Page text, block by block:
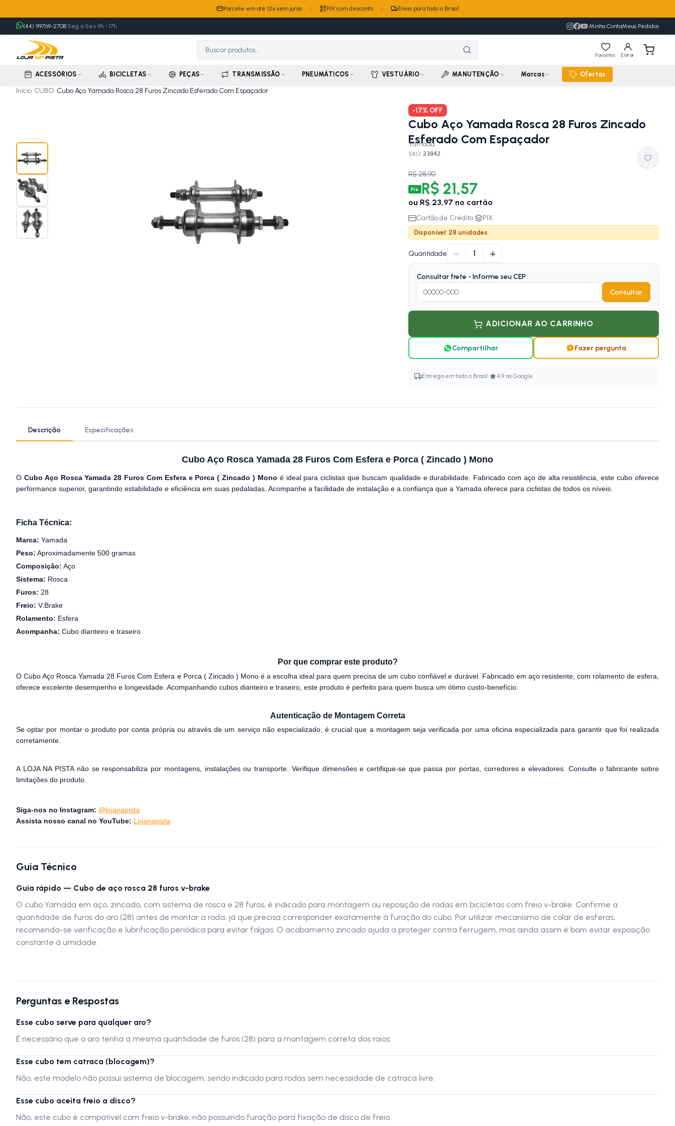
Parcele em até 12x sem juros | PIX com desconto | Envio para todo o Brasil
(44) 99769-2708|Seg a Sex 9h - 17h |Minha ContaMeus Pedidos
Favoritos Entrar
ACESSÓRIOS BICICLETAS PEÇAS TRANSMISSÃO PNEUMÁTICOS VESTUÁRIO MANUTENÇÃO Marcas Ofertas
Início/CUBO/Cubo Aço Yamada Rosca 28 Furos Zincado Esferado Com Espaçador
-17% OFF
Cubo Aço Yamada Rosca 28 Furos Zincado
Esferado Com Espaçador
Yamada
SKU: 23042
R$ 28,90
Pix R$ 21,57
ou R$ 23,97 no cartão
Cartão de Crédito| PIX
Disponível: 28 unidades
Quantidade − 1 +
Consultar frete - Informe seu CEP
Consultar
ADICIONAR AO CARRINHO
Compartilhar Fazer pergunta
Entrega em todo o Brasil · 4,9 no Google
Descrição Especificações
Cubo Aço Rosca Yamada 28 Furos Com Esfera e Porca ( Zincado ) Mono
O Cubo Aço Rosca Yamada 28 Furos Com Esfera e Porca ( Zincado ) Mono é ideal para ciclistas que buscam qualidade e durabilidade. Fabricado com aço de alta resistência, este cubo oferece
performance superior, garantindo estabilidade e eficiência em suas pedaladas. Acompanhe a facilidade de instalação e a confiança que a Yamada oferece para ciclistas de todos os níveis.
Ficha Técnica:
Marca: Yamada
Peso: Aproximadamente 500 gramas
Composição: Aço
Sistema: Rosca
Furos: 28
Freio: V.Brake
Rolamento: Esfera
Acompanha: Cubo dianteiro e traseiro
Por que comprar este produto?
O Cubo Aço Rosca Yamada 28 Furos Com Esfera e Porca ( Zincado ) Mono é a escolha ideal para quem precisa de um cubo confiável e durável. Fabricado em aço resistente, com rolamento de esfera,
oferece excelente desempenho e longevidade. Acompanhando cubos dianteiro e traseiro, este produto é perfeito para quem busca um ótimo custo-benefício.
Autenticação de Montagem Correta
Se optar por montar o produto por conta própria ou através de um serviço não especializado, é crucial que a montagem seja verificada por uma oficina especializada para garantir que foi realizada
corretamente.
A LOJA NA PISTA não se responsabiliza por montagens, instalações ou transporte. Verifique dimensões e certifique-se que passa por portas, corredores e elevadores. Consulte o fabricante sobre
limitações do produto.
Siga-nos no Instagram: @lojanapista
Assista nosso canal no YouTube: Lojanapista
Guia Técnico
Guia rápido — Cubo de aço rosca 28 furos v-brake
O cubo Yamada em aço, zincado, com sistema de rosca e 28 furos, é indicado para montagem ou reposição de rodas em bicicletas com freio v-brake. Confirme a
quantidade de furos do aro (28) antes de montar a roda, já que precisa corresponder exatamente à furação do cubo. Por utilizar mecanismo de colar de esferas,
recomenda-se verificação e lubrificação periódica para evitar folgas. O acabamento zincado ajuda a proteger contra ferrugem, mas ainda assim é bom evitar exposição
constante à umidade.
Perguntas e Respostas
Esse cubo serve para qualquer aro?
É necessário que o aro tenha a mesma quantidade de furos (28) para a montagem correta dos raios.
Esse cubo tem catraca (blocagem)?
Não, este modelo não possui sistema de blocagem, sendo indicado para rodas sem necessidade de catraca livre.
Esse cubo aceita freio a disco?
Não, este cubo é compatível com freio v-brake, não possuindo furação para fixação de disco de freio.